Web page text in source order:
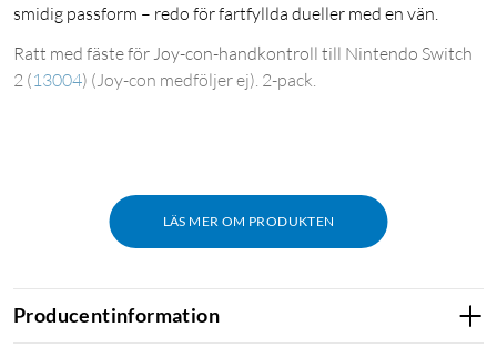
smidig passform – redo för fartfyllda dueller med en vän.
LÄS MER OM PRODUKTEN
Ratt med fäste för Joy-con-handkontroll till Nintendo Switch
2 (13004) (Joy-con medföljer ej). 2-pack.
Producentinformation